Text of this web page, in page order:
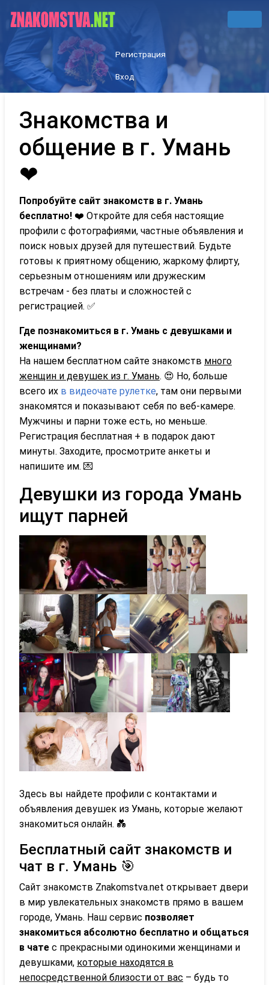
Регистрация
Вход
Знакомства и
общение в г. Умань
❤
Попробуйте сайт знакомств в г. Умань
бесплатно! ❤️ Откройте для себя настоящие
профили с фотографиями, частные объявления и
поиск новых друзей для путешествий. Будьте
готовы к приятному общению, жаркому флирту,
серьезным отношениям или дружеским
встречам - без платы и сложностей с
регистрацией. ✅
Где познакомиться в г. Умань с девушками и
женщинами?
На нашем бесплатном сайте знакомств много
женщин и девушек из г. Умань. 😍 Но, больше
всего их в видеочате рулетке, там они первыми
знакомятся и показывают себя по веб-камере.
Мужчины и парни тоже есть, но меньше.
Регистрация бесплатная + в подарок дают
минуты. Заходите, просмотрите анкеты и
напишите им. 💌
Девушки из города Умань
ищут парней
Здесь вы найдете профили с контактами и
объявления девушек из Умань, которые желают
знакомиться онлайн. 💑
Бесплатный сайт знакомств и
чат в г. Умань 🎯
Сайт знакомств Znakomstva.net открывает двери
в мир увлекательных знакомств прямо в вашем
городе, Умань. Наш сервис позволяет
знакомиться абсолютно бесплатно и общаться
в чате с прекрасными одинокими женщинами и
девушками, которые находятся в
непосредственной близости от вас – будь то